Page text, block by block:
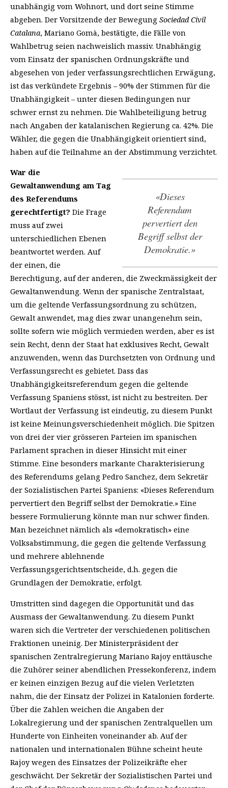
unabhängig vom Wohnort, und dort seine Stimme
abgeben. Der Vorsitzende der Bewegung Sociedad Civil
Catalana, Mariano Gomà, bestätigte, die Fälle von
Wahlbetrug seien nachweislich massiv. Unabhängig
vom Einsatz der spanischen Ordnungskräfte und
abgesehen von jeder verfassungsrechtlichen Erwägung,
ist das verkündete Ergebnis – 90% der Stimmen für die
Unabhängigkeit – unter diesen Bedingungen nur
schwer ernst zu nehmen. Die Wahlbeteiligung betrug
nach Angaben der katalanischen Regierung ca. 42%. Die
Wähler, die gegen die Unabhängigkeit orientiert sind,
haben auf die Teilnahme an der Abstimmung verzichtet.
«Dieses
Referendum
pervertiert den
Begriff selbst der
Demokratie.»
War die
Gewaltanwendung am Tag
des Referendums
gerechtfertigt? Die Frage
muss auf zwei
unterschiedlichen Ebenen
beantwortet werden. Auf
der einen, die
Berechtigung, auf der anderen, die Zweckmässigkeit der
Gewaltanwendung. Wenn der spanische Zentralstaat,
um die geltende Verfassungsordnung zu schützen,
Gewalt anwendet, mag dies zwar unangenehm sein,
sollte sofern wie möglich vermieden werden, aber es ist
sein Recht, denn der Staat hat exklusives Recht, Gewalt
anzuwenden, wenn das Durchsetzten von Ordnung und
Verfassungsrecht es gebietet. Dass das
Unabhängigkeitsreferendum gegen die geltende
Verfassung Spaniens stösst, ist nicht zu bestreiten. Der
Wortlaut der Verfassung ist eindeutig, zu diesem Punkt
ist keine Meinungsverschiedenheit möglich. Die Spitzen
von drei der vier grösseren Parteien im spanischen
Parlament sprachen in dieser Hinsicht mit einer
Stimme. Eine besonders markante Charakterisierung
des Referendums gelang Pedro Sanchez, dem Sekretär
der Sozialistischen Partei Spaniens: «Dieses Referendum
pervertiert den Begriff selbst der Demokratie.» Eine
bessere Formulierung könnte man nur schwer finden.
Man bezeichnet nämlich als «demokratisch» eine
Volksabstimmung, die gegen die geltende Verfassung
und mehrere ablehnende
Verfassungsgerichtsentscheide, d.h. gegen die
Grundlagen der Demokratie, erfolgt.
Umstritten sind dagegen die Opportunität und das
Ausmass der Gewaltanwendung. Zu diesem Punkt
waren sich die Vertreter der verschiedenen politischen
Fraktionen uneinig. Der Ministerpräsident der
spanischen Zentralregierung Mariano Rajoy enttäusche
die Zuhörer seiner abendlichen Pressekonferenz, indem
er keinen einzigen Bezug auf die vielen Verletzten
nahm, die der Einsatz der Polizei in Katalonien forderte.
Über die Zahlen weichen die Angaben der
Lokalregierung und der spanischen Zentralquellen um
Hunderte von Einheiten voneinander ab. Auf der
nationalen und internationalen Bühne scheint heute
Rajoy wegen des Einsatzes der Polizeikräfte eher
geschwächt. Der Sekretär der Sozialistischen Partei und